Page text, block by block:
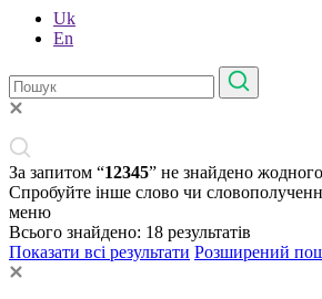
Uk
En
За запитом “12345” не знайдено жодного
Спробуйте інше слово чи
меню
Всього знайдено: 18 результатів
Показати всі результати Розширений